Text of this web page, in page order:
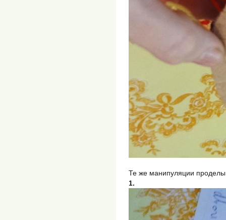
Те же манипуляции
1.